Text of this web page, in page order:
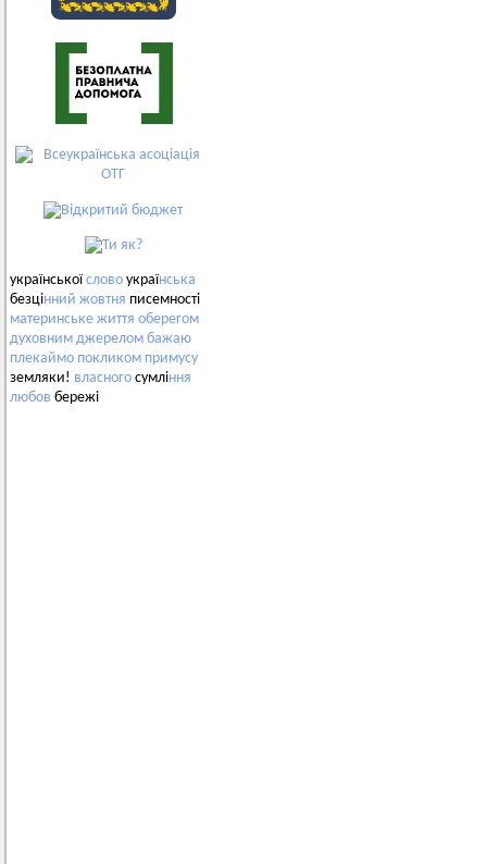
українськоїслово українська
безцінний жовтня писемності
материнське життя оберегом
духовним джерелом бажаю
плекаймо покликом примусу
земляки! власного сумління
любов бережі